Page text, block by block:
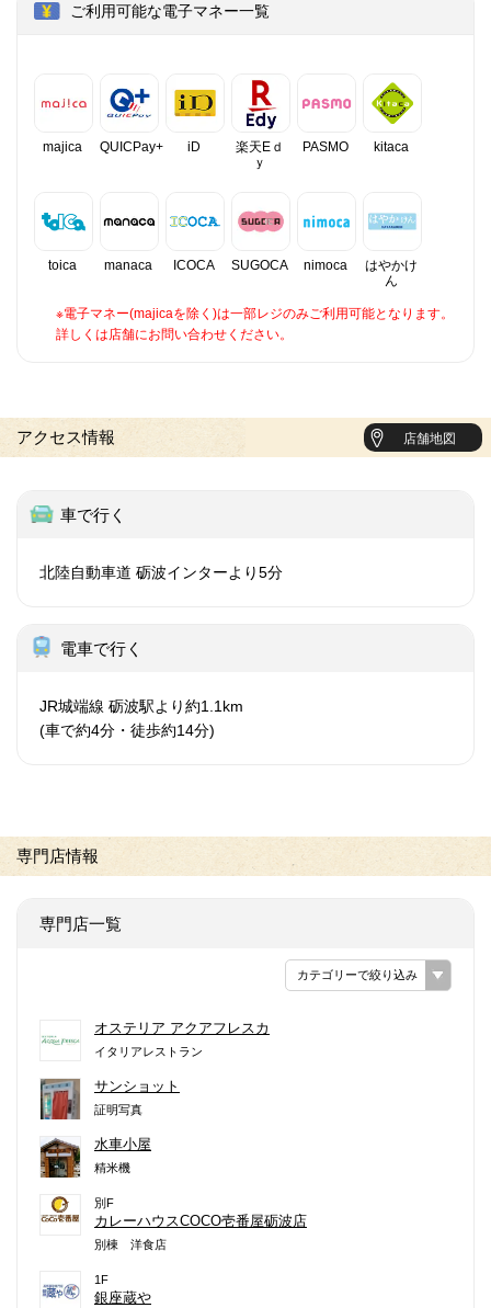
ご利用可能な電子マネー一覧
majica QUICPay+ iD
楽天Eｄ
ｙ
PASMO kitaca
toica manaca ICOCA SUGOCA nimoca
はやかけ
ん
※電子マネー(majicaを除く)は一部レジのみご利用可能となります。
詳しくは店舗にお問い合わせください。
アクセス情報 店舗地図
車で行く
北陸自動車道 砺波インターより5分
電車で行く
JR城端線 砺波駅より約1.1km
(車で約4分・徒歩約14分)
専門店情報
専門店一覧
カテゴリーで絞り込み
オステリア アクアフレスカ
イタリアレストラン
サンショット
証明写真
水車小屋
精米機
別F
カレーハウスCOCO壱番屋砺波店
別棟 洋食店
1F
銀座蔵や